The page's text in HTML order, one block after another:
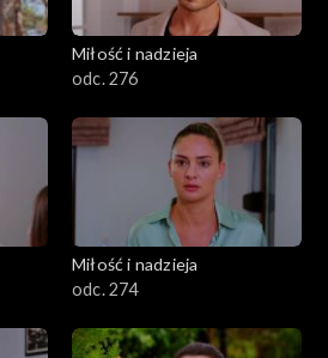
Miłość i nadzieja
odc. 276
Miłość i nadzieja
odc. 274